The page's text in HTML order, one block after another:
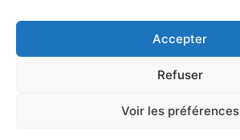
Accepter
Refuser
Voir les préférences